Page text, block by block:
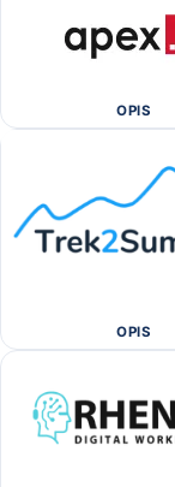
OPIS
OPIS